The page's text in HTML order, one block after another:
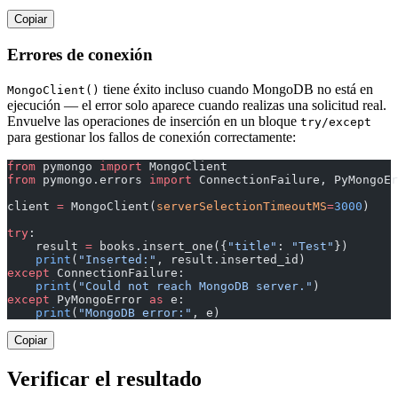
Copiar
Errores de conexión
MongoClient() tiene éxito incluso cuando MongoDB no está en
ejecución — el error solo aparece cuando realizas una solicitud real.
Envuelve las operaciones de inserción en un bloque try/except
para gestionar los fallos de conexión correctamente:
from pymongo import MongoClient
from pymongo.errors import ConnectionFailure,
client = MongoClient( serverSelectionTimeoutMS=3000 )
try :
    result
= books.insert_one({ "title" : "Test" })
    print
( "Inserted:" , result.inserted_id)
except ConnectionFailure:
    print
( "Could not reach MongoDB server." )
except PyMongoError as e:
    print
( "MongoDB error:" , e)
Copiar
Verificar el resultado